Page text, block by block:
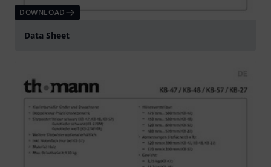
DOWNLOAD
Data Sheet